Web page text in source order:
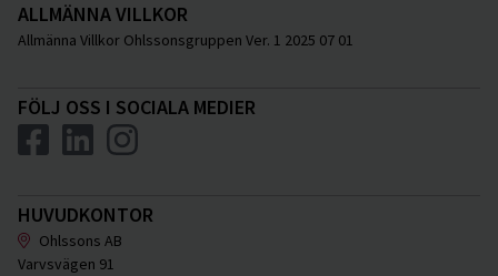
ALLMÄNNA VILLKOR
Allmänna Villkor Ohlssonsgruppen Ver. 1 2025 07 01
FÖLJ OSS I SOCIALA MEDIER
HUVUDKONTOR
Ohlssons AB
Varvsvägen 91